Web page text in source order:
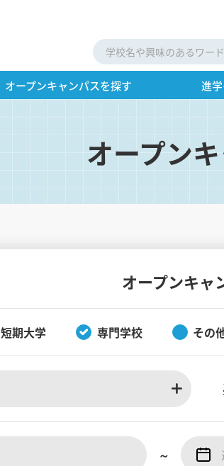
オープンキャンパスを探す 進
オープン
オープンキャ
短期大学 専門学校 その
～